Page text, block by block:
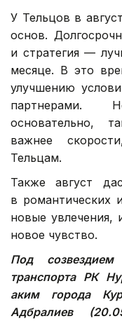
У Тельцов в
основ.
и стратегия —
месяце. В это
улучшению
партнерами.
основательно,
важнее
Тельцам.
Также август
в романтических
новые
новое чувство.
Под
транспорта РК
аким города
Адбралиев